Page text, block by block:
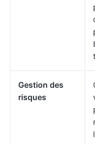
Gestion des
risques